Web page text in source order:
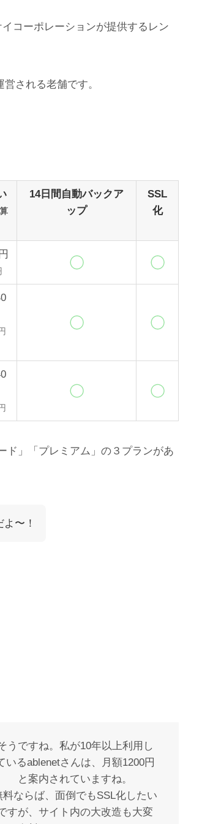
コーポレーションが提供するレン
される老舗です。
14日間自動バックア
ップ
SSL
化
ド」「プレミアム」の３プランがあ
〜！
うですね。私が10年以上利用し
いるablenetさんは、月額1200円
と案内されていますね。
料ならば、面倒でもSSL化したい
すが、サイト内の大改造も大変